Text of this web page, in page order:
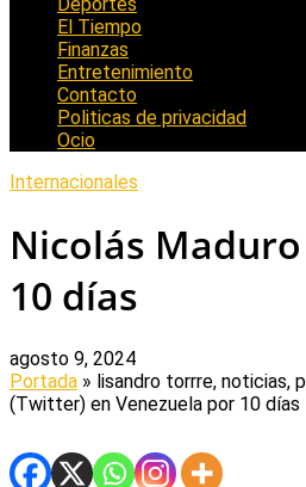
El Tiempo
Finanzas
Entretenimiento
Contacto
Politicas de privacidad
Ocio
Internacionales
Nicolás
10 días
agosto 9, 2024
Portada » lisandro torrre, noticias,
(Twitter) en Venezuela por 10 días